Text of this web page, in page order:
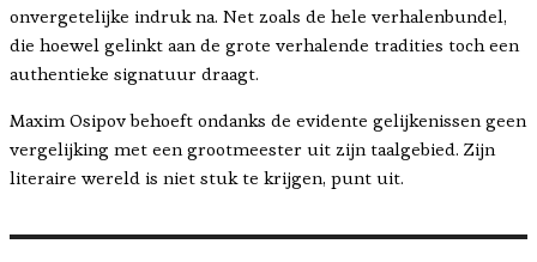
onvergetelijke indruk na. Net zoals de hele verhalenbundel,
die hoewel gelinkt aan de grote verhalende tradities toch een
authentieke signatuur draagt.
Maxim Osipov behoeft ondanks de evidente gelijkenissen geen
vergelijking met een grootmeester uit zijn taalgebied. Zijn
literaire wereld is niet stuk te krijgen, punt uit.